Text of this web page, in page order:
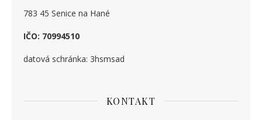
783 45 Senice na Hané
IČO: 70994510
datová schránka: 3hsmsad
KONTAKT